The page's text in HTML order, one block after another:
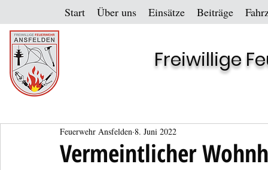
Start Über uns Einsätze Beiträge
Freiwillige
Vermeintlicher
Feuerwehr Ansfelden 8. Juni 2022